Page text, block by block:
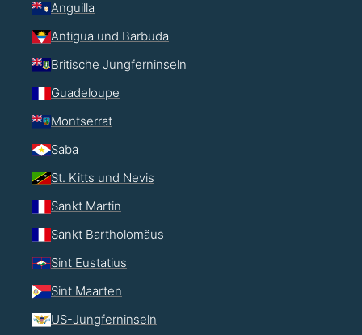
Anguilla
Antigua und Barbuda
Britische Jungferninseln
Guadeloupe
Montserrat
Saba
St. Kitts und Nevis
Sankt Martin
Sankt Bartholomäus
Sint Eustatius
Sint Maarten
US-Jungferninseln